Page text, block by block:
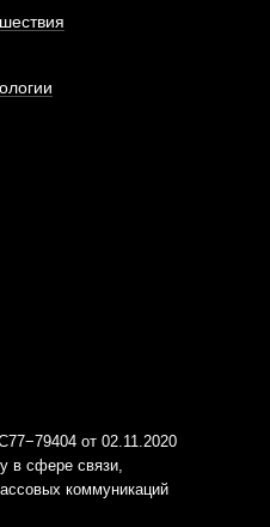
от 02.11.2020
в сфере связи,
коммуникаций